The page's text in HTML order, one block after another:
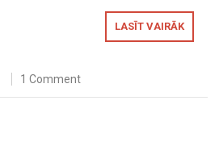
LASĪT VAIRĀK
1 Comment